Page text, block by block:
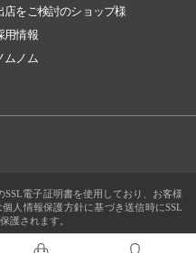
店をご検討のショップ様
用情報
ムノム
SSL電子証明書を使用しており、お客様
人情報保護方針に基づき送信時にSSL
護されます。